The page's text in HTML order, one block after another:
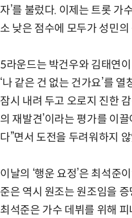
자’를 불렀다. 이제는 트롯 가
소 낮은 점수에 모두가 성민
5라운드는 박건우와 김태연
‘나 같은 건 없는 건가요’를
잠시 내려 두고 오로지 진한
의 재발견’이라는 평가를 이
다”면서 도전을 두려워하지
이날의 ‘행운 요정’은 최석준
준은 역시 원조는 원조임을
최석준은 가수 데뷔를 위해